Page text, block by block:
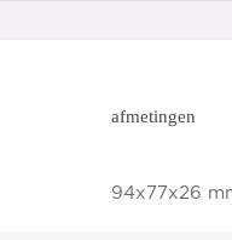
afmetingen
94x77x26